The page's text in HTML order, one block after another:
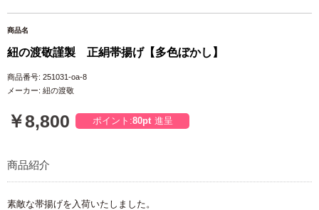
商品名
紐の渡敬謹製 正絹帯揚げ【多色ぼかし】
商品番号: 251031-oa-8
メーカー: 紐の渡敬
￥8,800 ポイント:80pt 進呈
商品紹介
素敵な帯揚げを入荷いたしました。